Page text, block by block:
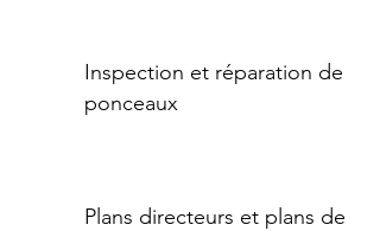
Inspection et réparation de
ponceaux
Plans directeurs et plans de